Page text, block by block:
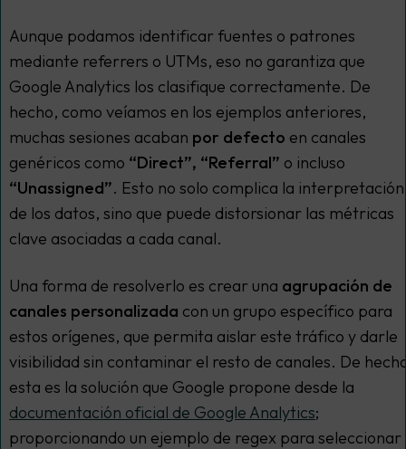
Aunque podamos identificar fuentes o patrones
mediante referrers o UTMs, eso no garantiza que
Google Analytics los clasifique correctamente. De
hecho, como veíamos en los ejemplos anteriores,
muchas sesiones acaban por defecto en canales
genéricos como “Direct”, “Referral” o incluso
“Unassigned”. Esto no solo complica la interpretación
de los datos, sino que puede distorsionar las métricas
clave asociadas a cada canal.
Una forma de resolverlo es crear una agrupación de
canales personalizada con un grupo específico para
estos orígenes, que permita aislar este tráfico y darle
visibilidad sin contaminar el resto de canales. De
esta es la solución que Google propone desde la
documentación oficial de Google Analytics;
proporcionando un ejemplo de regex para seleccionar